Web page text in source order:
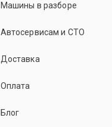
Машины в разборе
Автосервисам и СТО
Доставка
Оплата
Блог